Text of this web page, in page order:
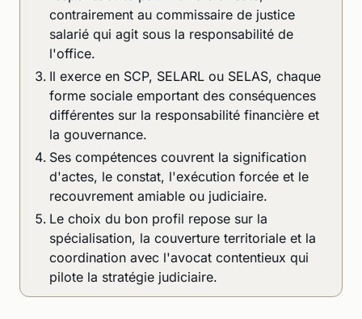
contrairement au commissaire de justice
salarié qui agit sous la responsabilité de
l'office.
Il exerce en SCP, SELARL ou SELAS, chaque
forme sociale emportant des conséquences
différentes sur la responsabilité financière et
la gouvernance.
Ses compétences couvrent la signification
d'actes, le constat, l'exécution forcée et le
recouvrement amiable ou judiciaire.
Le choix du bon profil repose sur la
spécialisation, la couverture territoriale et la
coordination avec l'avocat contentieux qui
pilote la stratégie judiciaire.